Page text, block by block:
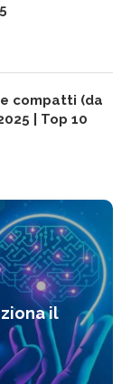
compatti (da
| Top 10
il